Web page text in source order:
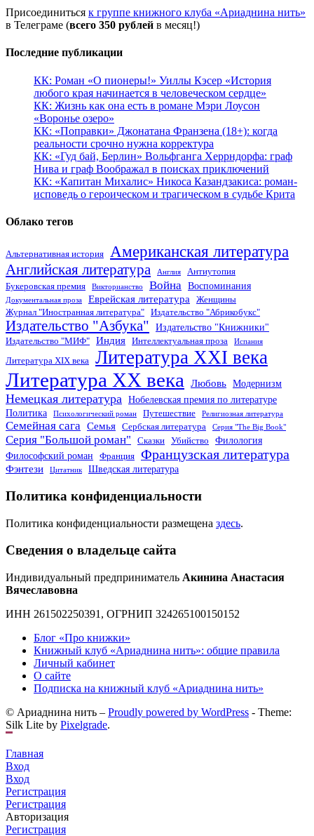
Присоединиться к группе книжного клуба «Ариаднина нить»
в Телеграме (всего 350 рублей в месяц!)
Последние публикации
КК: Роман «О пионеры!» Уиллы Кэсер «История
любого края начинается в человеческом сердце»
КК: Жизнь как она есть в романе Мэри Лоусон
«Воронье озеро»
КК: «Поправки» Джонатана Франзена (18+): когда
реальности срочно нужна корректура
КК: «Гуд бай, Берлин» Вольфганга Херрндорфа: граф
Нива и граф Воображал в поисках приключений
КК: «Капитан Михалис» Никоса Казандзакиса: роман-
исповедь о героическом и трагическом в судьбе Крита
Облако тегов
Альтернативная история Американская литература
Английская литература Англия
Антиутопия
Букеровская премия
Викторианство Война Воспоминания
Документальная проза Еврейская литература
Женщины
Журнал "Иностранная литература"
Издательство "Абрикобукс"
Издательство "Азбука" Издательство "Книжники"
Издательство "МИФ" Индия Интеллектуальная проза Испания
Литература XIX века Литература XXI века
Литература XX века Любовь Модернизм
Немецкая литература Нобелевская премия по литературе
Политика
Психологический роман Путешествие Религиозная литература
Семейная сага Семья Сербская литература Серия "The Big Book"
Серия "Большой роман" Сказки Убийство
Филология
Философский роман
Франция Французская литература
Фэнтези Цитатник Шведская литература
Политика конфиденциальности
Политика конфиденциальности размещена здесь.
Сведения о владельце сайта
Индивидуальный предприниматель Акинина Анастасия
Вячеславовна
ИНН 261502250391, ОГРНИП 324265100150152
Блог «Про книжки»
Книжный клуб «Ариаднина нить»: общие правила
Личный кабинет
О сайте
Подписка на книжный клуб «Ариаднина нить»
© Ариаднина нить – Proudly powered by WordPress - Theme:
Silk Lite by Pixelgrade.
Главная
Вход
Вход
Регистрация
Регистрация
Авторизация
Регистрация